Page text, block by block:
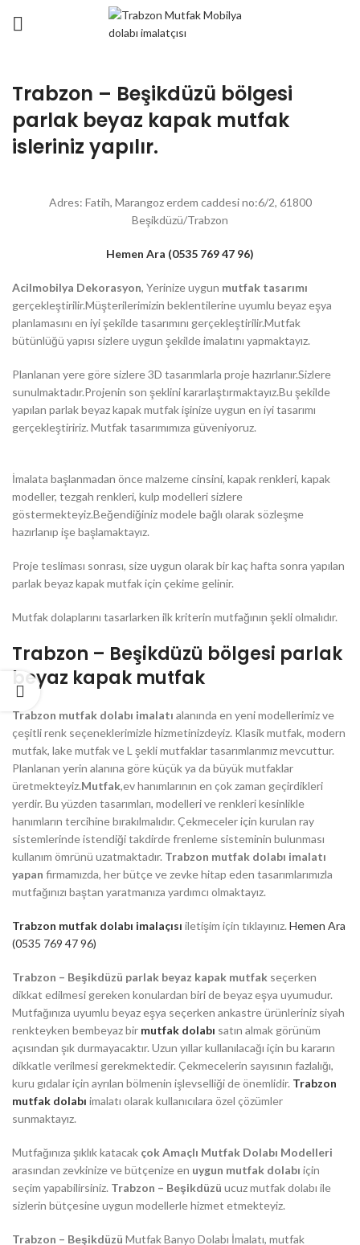
Trabzon – Beşikdüzü bölgesi
parlak beyaz kapak mutfak
isleriniz yapılır.
Adres: Fatih, Marangoz erdem caddesi no:6/2, 61800
Beşikdüzü/Trabzon
Hemen Ara (0535 769 47 96)
Acilmobilya Dekorasyon, Yerinize uygun mutfak tasarımı
gerçekleştirilir.Müşterilerimizin beklentilerine uyumlu beyaz eşya
planlamasını en iyi şekilde tasarımını gerçekleştirilir.Mutfak
bütünlüğü yapısı sizlere uygun şekilde imalatını yapmaktayız.
Planlanan yere göre sizlere 3D tasarımlarla proje hazırlanır.Sizlere
sunulmaktadır.Projenin son şeklini kararlaştırmaktayız.Bu şekilde
yapılan parlak beyaz kapak mutfak işinize uygun en iyi tasarımı
gerçekleştiririz. Mutfak tasarımımıza güveniyoruz.
İmalata başlanmadan önce malzeme cinsini, kapak renkleri, kapak
modeller, tezgah renkleri, kulp modelleri sizlere
göstermekteyiz.Beğendiğiniz modele bağlı olarak sözleşme
hazırlanıp işe başlamaktayız.
Proje tesliması sonrası, size uygun olarak bir kaç hafta sonra yapılan
parlak beyaz kapak mutfak için çekime gelinir.
Mutfak dolaplarını tasarlarken ilk kriterin mutfağının şekli olmalıdır.
Trabzon – Beşikdüzü bölgesi parlak
beyaz kapak mutfak
Trabzon mutfak dolabı imalatı alanında en yeni modellerimiz ve
çeşitli renk seçeneklerimizle hizmetinizdeyiz. Klasik mutfak, modern
mutfak, lake mutfak ve L şekli mutfaklar tasarımlarımız mevcuttur.
Planlanan yerin alanına göre küçük ya da büyük mutfaklar
üretmekteyiz.Mutfak,ev hanımlarının en çok zaman geçirdikleri
yerdir. Bu yüzden tasarımları, modelleri ve renkleri kesinlikle
hanımların tercihine bırakılmalıdır. Çekmeceler için kurulan ray
sistemlerinde istendiği takdirde frenleme sisteminin bulunması
kullanım ömrünü uzatmaktadır. Trabzon mutfak dolabı imalatı
yapan firmamızda, her bütçe ve zevke hitap eden tasarımlarımızla
mutfağınızı baştan yaratmanıza yardımcı olmaktayız.
Trabzon mutfak dolabı imalaçısı iletişim için tıklayınız. Hemen Ara
(0535 769 47 96)
Trabzon – Beşikdüzü parlak beyaz kapak mutfak seçerken
dikkat edilmesi gereken konulardan biri de beyaz eşya uyumudur.
Mutfağınıza uyumlu beyaz eşya seçerken ankastre ürünleriniz siyah
renkteyken bembeyaz bir mutfak dolabı satın almak görünüm
açısından şık durmayacaktır. Uzun yıllar kullanılacağı için bu kararın
dikkatle verilmesi gerekmektedir. Çekmecelerin sayısının fazlalığı,
kuru gıdalar için ayrılan bölmenin işlevselliği de önemlidir. Trabzon
mutfak dolabı imalatı olarak kullanıcılara özel çözümler
sunmaktayız.
Mutfağınıza şıklık katacak çok Amaçlı Mutfak Dolabı Modelleri
arasından zevkinize ve bütçenize en uygun mutfak dolabı için
seçim yapabilirsiniz. Trabzon – Beşikdüzü ucuz mutfak dolabı ile
sizlerin bütçesine uygun modellerle hizmet etmekteyiz.
Trabzon – Beşikdüzü Mutfak Banyo Dolabı İmalatı, mutfak